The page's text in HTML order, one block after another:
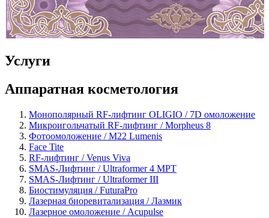
Услуги
Аппаратная косметология
Монополярный RF-лифтинг OLIGIO / 7D омоложение
Микроигольчатый RF-лифтинг / Morpheus 8
Фотоомоложение / М22 Lumenis
Face Tite
RF-лифтинг / Venus Viva
SMAS-Лифтинг / Ultraformer 4 МРТ
SMAS-Лифтинг / Ultraformer III
Биостимуляция / FuturaPro
Лазерная биоревитализация / Лазмик
Лазерное омоложение / Acupulse